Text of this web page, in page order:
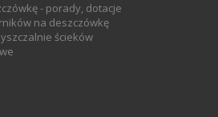
- porady, dotacje
na deszczówkę
ścieków